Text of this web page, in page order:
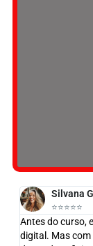
Silvana
⭐️⭐️⭐️⭐️⭐️
Antes do curso,
digital. Mas com